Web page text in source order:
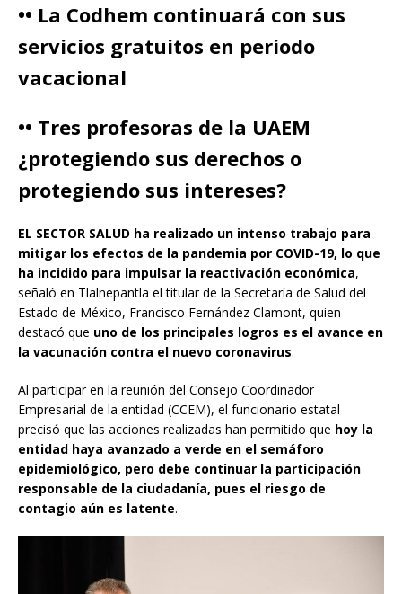
•• La Codhem continuará con sus
servicios gratuitos en periodo
vacacional
•• Tres profesoras de la UAEM
¿protegiendo sus derechos o
protegiendo sus intereses?
EL SECTOR SALUD ha realizado un intenso trabajo para
mitigar los efectos de la pandemia por COVID-19, lo que
ha incidido para impulsar la reactivación económica,
señaló en Tlalnepantla el titular de la Secretaría de Salud del
Estado de México, Francisco Fernández Clamont, quien
destacó que uno de los principales logros es el avance en
la vacunación contra el nuevo coronavirus.
Al participar en la reunión del Consejo Coordinador
Empresarial de la entidad (CCEM), el funcionario estatal
precisó que las acciones realizadas han permitido que hoy la
entidad haya avanzado a verde en el semáforo
epidemiológico, pero debe continuar la participación
responsable de la ciudadanía, pues el riesgo de
contagio aún es latente.